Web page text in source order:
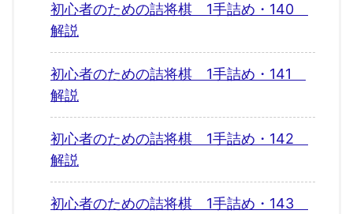
初心者のための詰将棋 1手詰め・140
解説
初心者のための詰将棋 1手詰め・141
解説
初心者のための詰将棋 1手詰め・142
解説
初心者のための詰将棋 1手詰め・143